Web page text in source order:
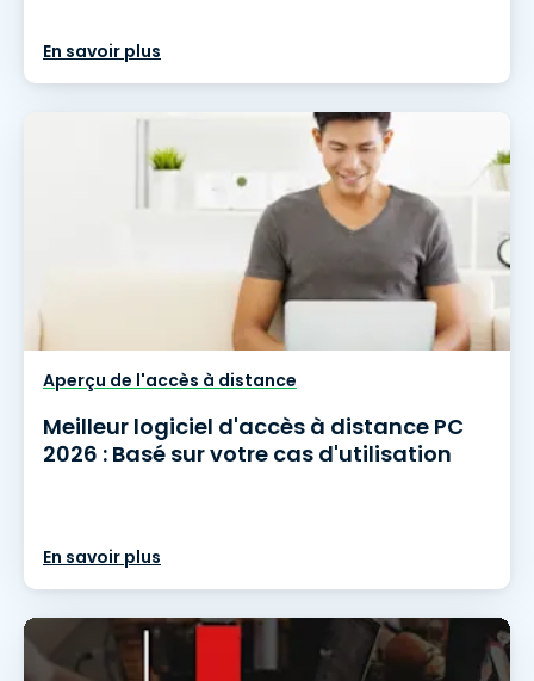
En savoir plus
Aperçu de l'accès à distance
Meilleur logiciel d'accès à distance PC
2026 : Basé sur votre cas d'utilisation
En savoir plus